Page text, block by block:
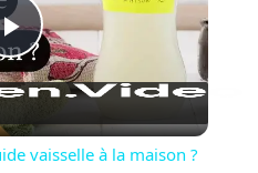
Play
Video
vaisselle à la maison ?